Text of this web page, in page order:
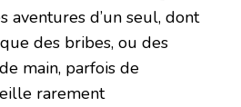
aventures d’un seul, dont
des bribes, ou des
main, parfois de
rarement